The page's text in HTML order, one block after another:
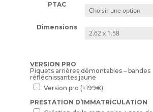
PTAC
Dimensions
VERSION PRO
Piquets arrières démontables – bandes
réfléchissantes jaune
Version pro (+199€)
PRESTATION D’IMMATRICULATION